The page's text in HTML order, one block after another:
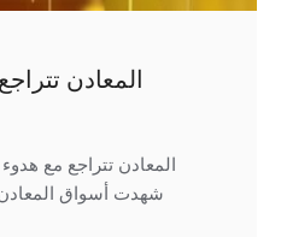
المعادن
المعادن تتراجع مع
شهدت أسواق المعادن